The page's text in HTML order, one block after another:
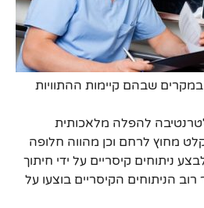
שבהם קיימות ההתוויות
להפלה מלאכותית
מחוץ לרחם וכן מהווה חלופה
ניתוחים קיסריים על ידי חיתוך
הניתוחים הקיסריים בוצעו על